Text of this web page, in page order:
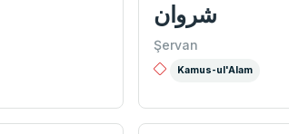
شروان
Şervan
Kamus-ul'Alam